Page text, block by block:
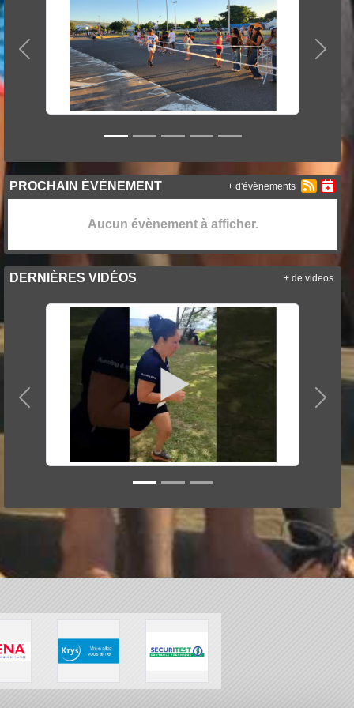
Précedent
PROCHAIN ÉVÈNEMENT
Aucun évènement à afficher.
+ d'évènements
DERNIÈRES VIDÉOS
Précedent
+ de videos